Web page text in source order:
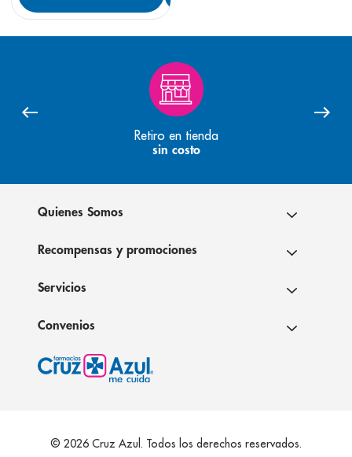
Retiro en tienda
sin costo
Quienes Somos
Recompensas y promociones
Servicios
Convenios
© 2026 Cruz Azul. Todos los derechos reservados.